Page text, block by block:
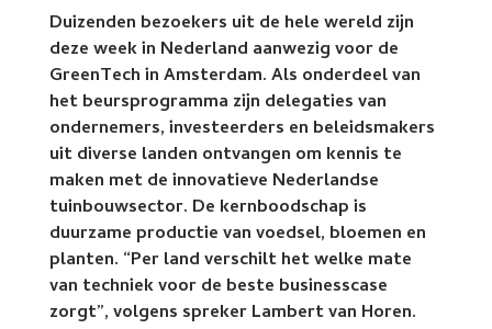
Duizenden bezoekers uit de hele wereld zijn
deze week in Nederland aanwezig voor de
GreenTech in Amsterdam. Als onderdeel van
het beursprogramma zijn delegaties van
ondernemers, investeerders en beleidsmakers
uit diverse landen ontvangen om kennis te
maken met de innovatieve Nederlandse
tuinbouwsector. De kernboodschap is
duurzame productie van voedsel, bloemen en
planten. “Per land verschilt het welke mate
van techniek voor de beste businesscase
zorgt”, volgens spreker Lambert van Horen.